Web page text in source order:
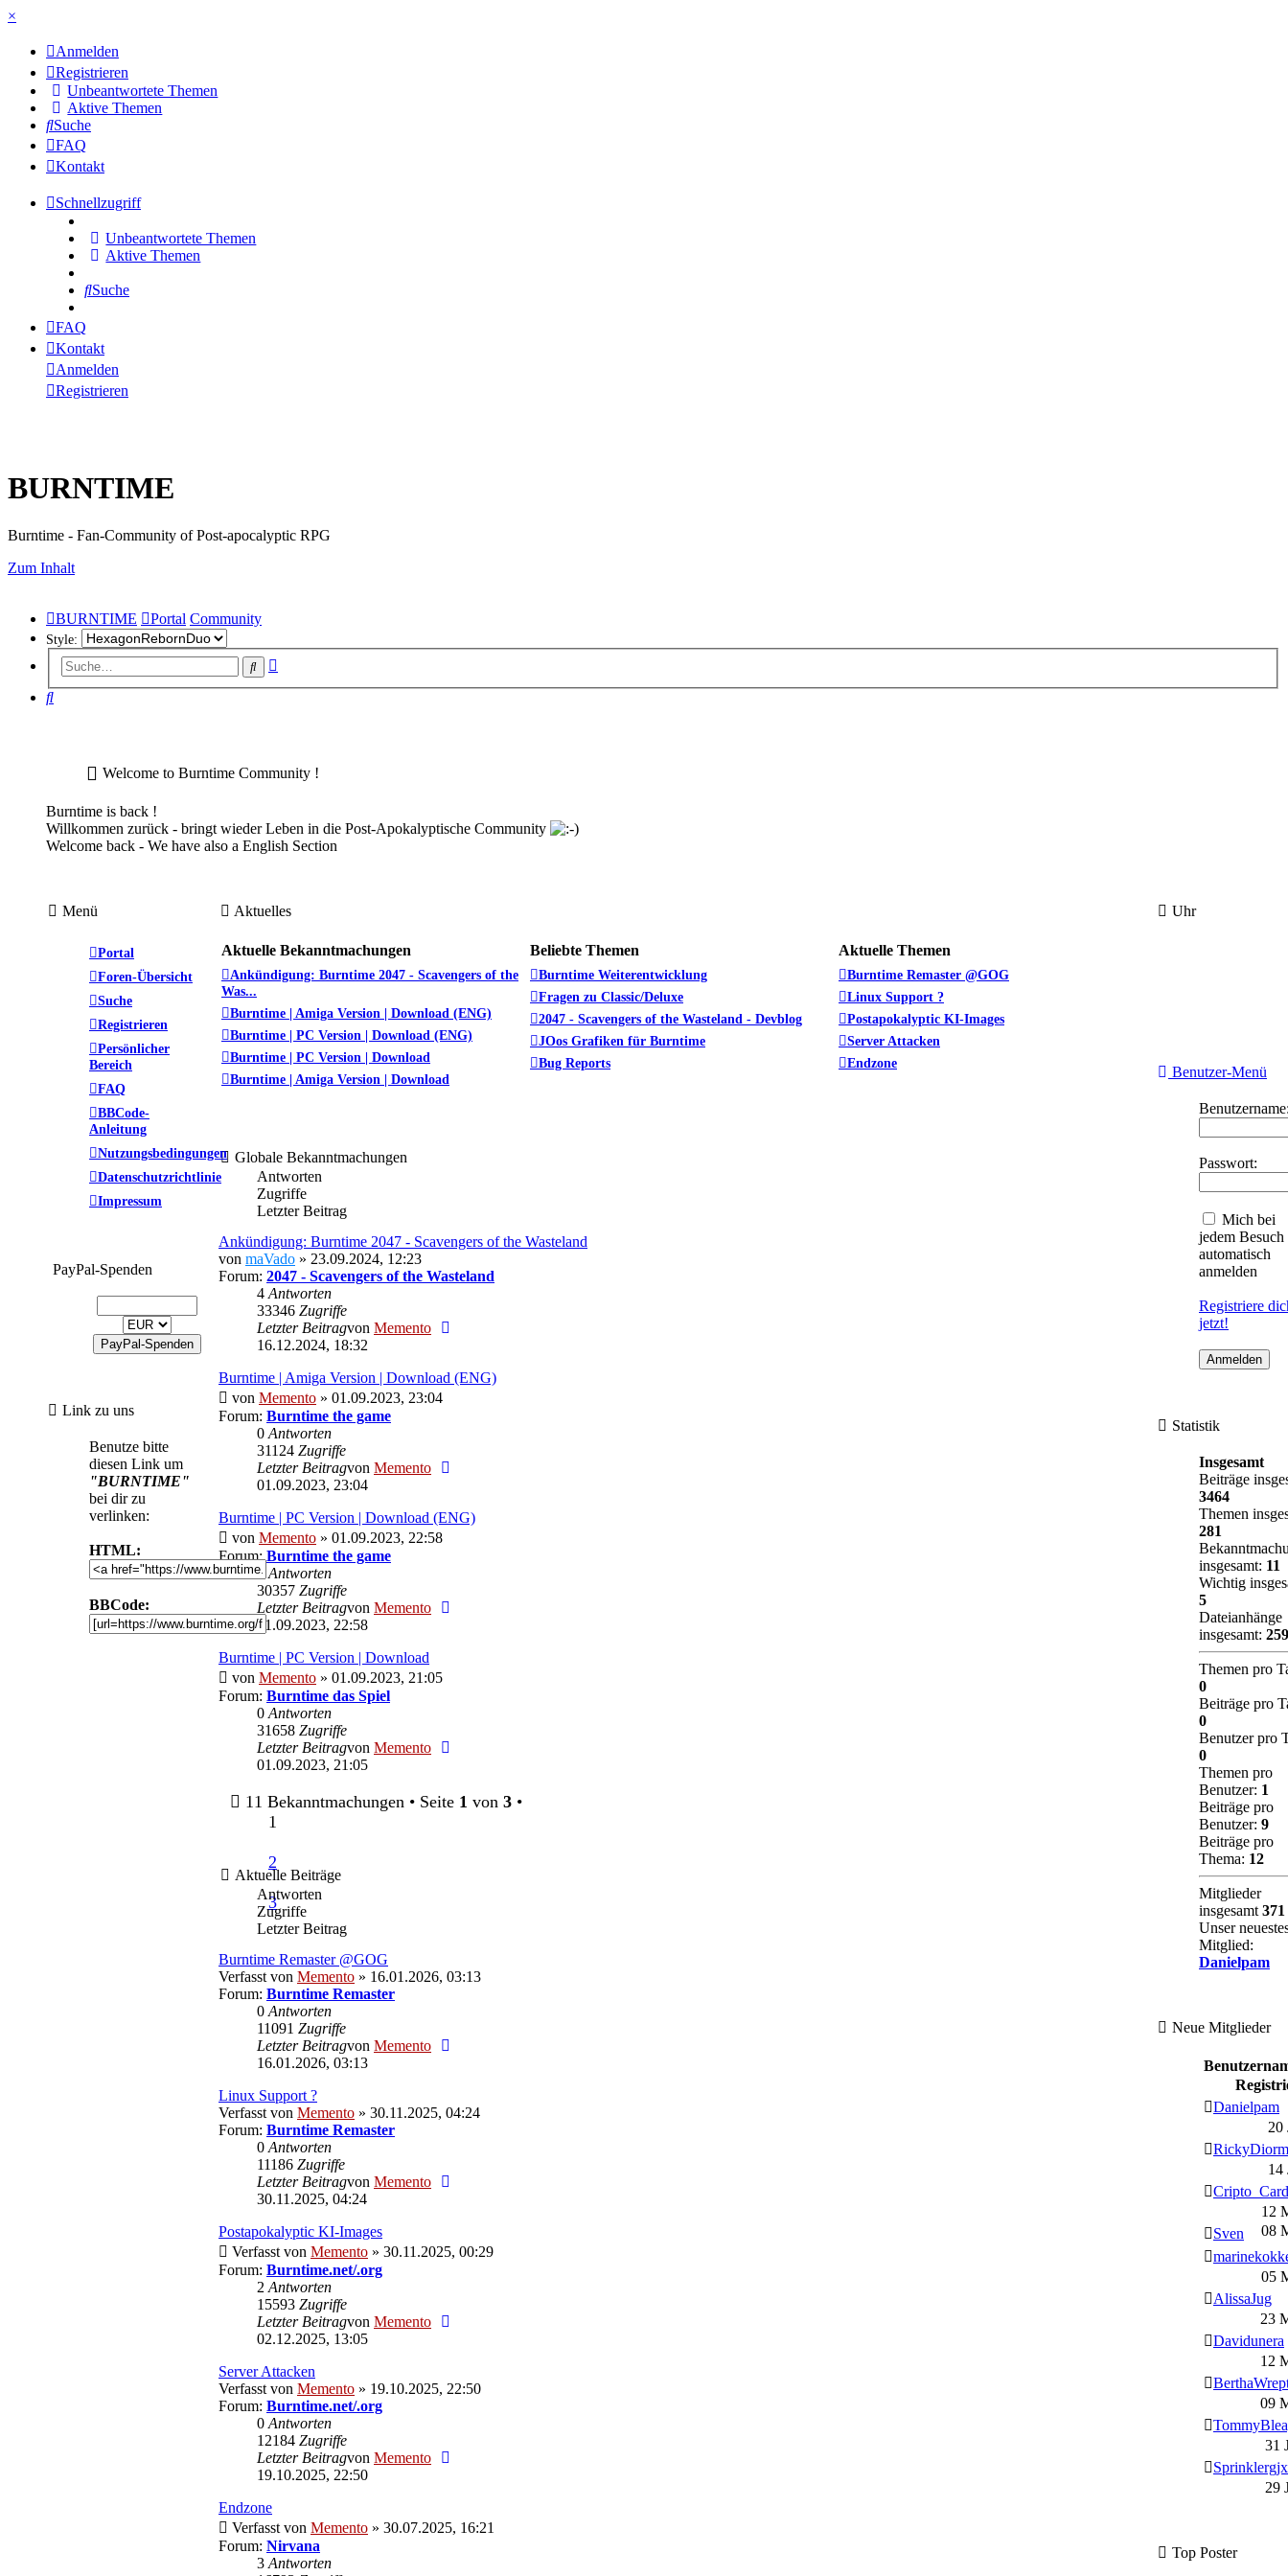
×
Anmelden
Registrieren
Unbeantwortete Themen
Aktive Themen
Suche
FAQ
Kontakt
Schnellzugriff
Unbeantwortete Themen
Aktive Themen
Suche
FAQ
Kontakt
Anmelden
Registrieren
BURNTIME
Burntime - Fan-Community of Post-apocalyptic RPG
Zum Inhalt
BURNTIME Portal Community
Style:
Suche
Suche
Welcome to Burntime Community !
Burntime is back !
Willkommen zurück - bringt wieder Leben in die Post-Apokalyptische Community
Welcome back - We have also a English Section
Aktuelles
Aktuelle Bekanntmachungen Beliebte Themen Aktuelle Themen
Ankündigung: Burntime 2047 - Scavengers of the
Was...
Burntime | Amiga Version | Download (ENG)
Burntime | PC Version | Download (ENG)
Burntime | PC Version | Download
Burntime | Amiga Version | Download
Burntime Weiterentwicklung
Fragen zu Classic/Deluxe
2047 - Scavengers of the Wasteland - Devblog
JOos Grafiken für Burntime
Bug Reports
Burntime Remaster @GOG
Linux Support ?
Postapokalyptic KI-Images
Server Attacken
Endzone
Globale Bekanntmachungen
Antworten
Zugriffe
Letzter Beitrag
Ankündigung: Burntime 2047 - Scavengers of the Wasteland
von maVado » 23.09.2024, 12:23
Forum: 2047 - Scavengers of the Wasteland
4 Antworten
33346 Zugriffe
Letzter Beitragvon Memento
16.12.2024, 18:32
Burntime | Amiga Version | Download (ENG)
von Memento » 01.09.2023, 23:04
Forum: Burntime the game
0 Antworten
31124 Zugriffe
Letzter Beitragvon Memento
01.09.2023, 23:04
Burntime | PC Version | Download (ENG)
von Memento » 01.09.2023, 22:58
Forum:Burntime the game
0 Antworten
30357 Zugriffe
Letzter Beitragvon Memento
01.09.2023, 22:58
Burntime | PC Version | Download
von Memento » 01.09.2023, 21:05
Forum: Burntime das Spiel
0 Antworten
31658 Zugriffe
Letzter Beitragvon Memento
01.09.2023, 21:05
11 Bekanntmachungen • Seite 1 von 3 •
1
2
3
Aktuelle Beiträge
Antworten
Zugriffe
Letzter Beitrag
Burntime Remaster @GOG
Verfasst von Memento » 16.01.2026, 03:13
Forum: Burntime Remaster
0 Antworten
11091 Zugriffe
Letzter Beitragvon Memento
16.01.2026, 03:13
Linux Support ?
Verfasst von Memento » 30.11.2025, 04:24
Forum: Burntime Remaster
0 Antworten
11186 Zugriffe
Letzter Beitragvon Memento
30.11.2025, 04:24
Postapokalyptic KI-Images
Verfasst von Memento » 30.11.2025, 00:29
Forum: Burntime.net/.org
2 Antworten
15593 Zugriffe
Letzter Beitragvon Memento
02.12.2025, 13:05
Server Attacken
Verfasst von Memento » 19.10.2025, 22:50
Forum: Burntime.net/.org
0 Antworten
12184 Zugriffe
Letzter Beitragvon Memento
19.10.2025, 22:50
Endzone
Verfasst von Memento » 30.07.2025, 16:21
Forum: Nirvana
3 Antworten
Menü
Portal
Foren-Übersicht
Suche
Registrieren
Persönlicher
Bereich
FAQ
BBCode-
Anleitung
Nutzungsbedingungen
Datenschutzrichtlinie
Impressum
PayPal-Spenden
Link zu uns
Benutze bitte
diesen Link um
"BURNTIME"
bei dir zu
verlinken:
HTML:
BBCode:
Uhr
Benutzer-Menü
Passwort:
Mich bei
jedem Besuch
automatisch
anmelden
Registriere
jetzt!
Statistik
Insgesamt
Beiträge
3464
Themen
281
insgesamt: 11
Wichtig
5
Dateianhänge
insgesamt: 259
Themen pro
0
Beiträge pro
0
Benutzer pro
0
Themen pro
Benutzer: 1
Beiträge pro
Benutzer: 9
Beiträge pro
Thema: 12
Mitglieder
insgesamt 371
Unser
Mitglied:
Danielpam
Neue Mitglieder
Danielpam
20
RickyDiorm
14
12
Sven
08
05
AlissaJug
23
Davidunera
12
09
31
Sprinklergjx
29
Top Poster